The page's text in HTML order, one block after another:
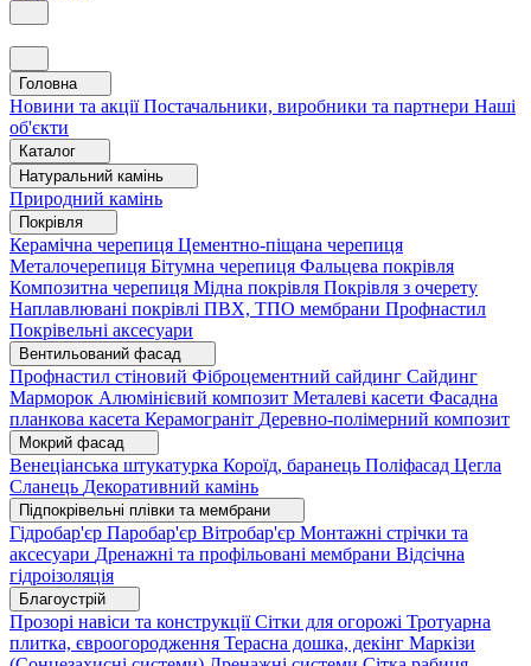
Головна
Новини та акціїПостачальники, виробники та партнери Наші
об'єкти
Каталог
Натуральний камінь
Природний камінь
Покрівля
Керамічна черепиця Цементно-піщана черепиця
Металочерепиця Бітумна черепиця Фальцева покрівля
Композитна черепиця Мідна покрівля Покрівля з очерету
Наплавлювані покрівлі ПВХ, ТПО мембрани Профнастил
Покрівельні аксесуари
Вентильований фасад
Профнастил стіновий Фіброцементний сайдинг Сайдинг
Марморок Алюмінієвий композит Металеві касети Фасадна
планкова касета Керамограніт Деревно-полімерний композит
Мокрий фасад
Венеціанська штукатурка Короїд, баранець Поліфасад Цегла
Сланець Декоративний камінь
Підпокрівельні плівки та мембрани
Гідробар'єр Паробар'єр Вітробар'єр Монтажні стрічки та
аксесуари Дренажні та профільовані мембрани Відсічна
гідроізоляція
Благоустрій
Прозорі навіси та конструкціїСітки для огорожі Тротуарна
плитка, євроогородження Терасна дошка, декінг Маркізи